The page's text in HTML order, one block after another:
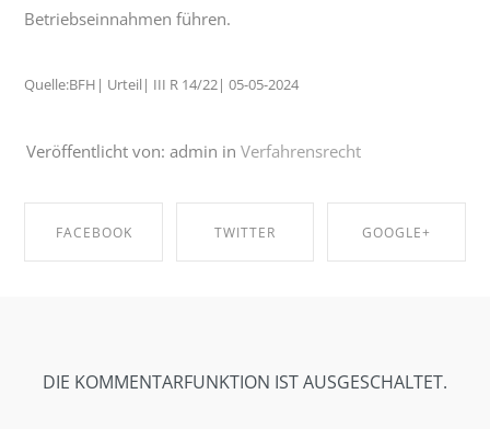
Betriebseinnahmen führen.
Quelle:BFH| Urteil| III R 14/22| 05-05-2024
Veröffentlicht von: admin in Verfahrensrecht
FACEBOOK TWITTER GOOGLE+
DIE KOMMENTARFUNKTION IST AUSGESCHALTET.